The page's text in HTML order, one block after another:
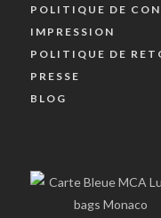
POLITIQUE DE
IMPRESSION
POLITIQUE DE
PRESSE
BLOG